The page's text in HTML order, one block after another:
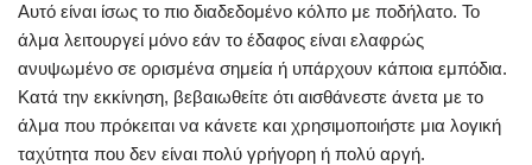
Αυτό είναι ίσως το πιο διαδεδομένο κόλπο με ποδήλατο. Το
άλμα λειτουργεί μόνο εάν το έδαφος είναι ελαφρώς
ανυψωμένο σε ορισμένα σημεία ή υπάρχουν κάποια εμπόδια.
Κατά την εκκίνηση, βεβαιωθείτε ότι αισθάνεστε άνετα με το
άλμα που πρόκειται να κάνετε και χρησιμοποιήστε μια λογική
ταχύτητα που δεν είναι πολύ γρήγορη ή πολύ αργή.